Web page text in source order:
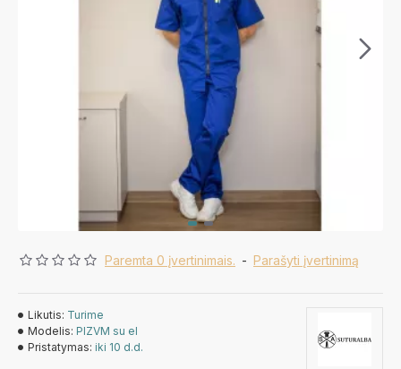
Paremta 0 įvertinimais. - Parašyti įvertinimą
Likutis: Turime
Modelis: PIZVM su el
Pristatymas: iki 10 d.d.